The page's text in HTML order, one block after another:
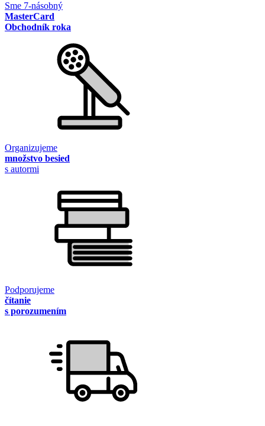
Sme 7-násobný
MasterCard
Obchodník roka
Organizujeme
množstvo besied
s autormi
Podporujeme
čítanie
s porozumením